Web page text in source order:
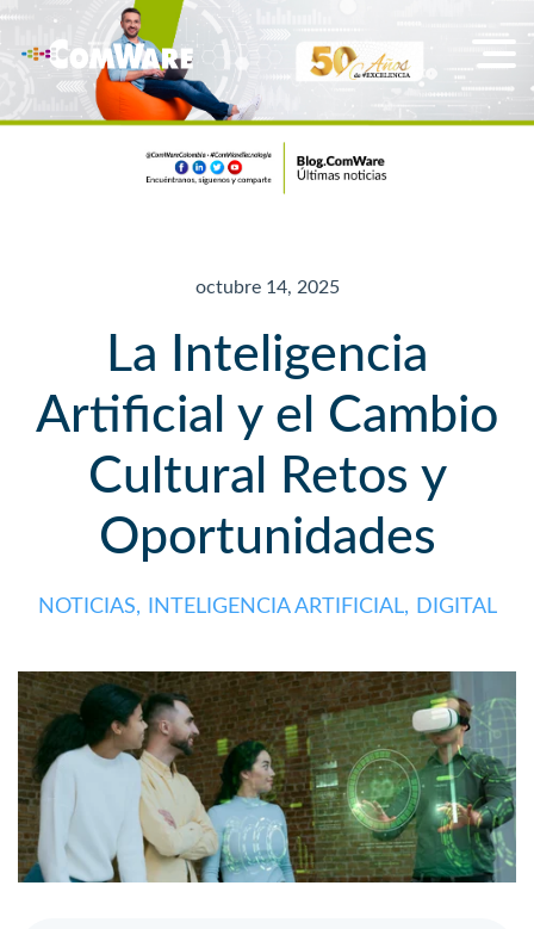
octubre 14, 2025
La Inteligencia
Artificial y el Cambio
Cultural Retos y
Oportunidades
NOTICIAS, INTELIGENCIA ARTIFICIAL, DIGITAL